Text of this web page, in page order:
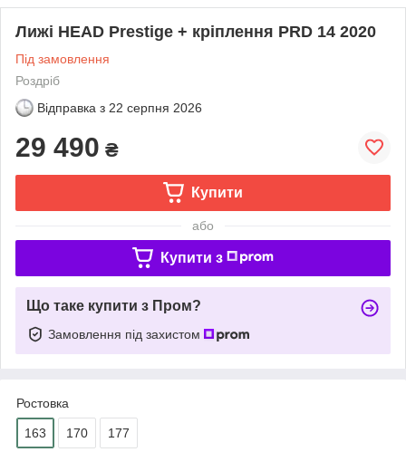
Лижі HEAD Prestige + кріплення PRD 14 2020
Під замовлення
Роздріб
Відправка з 22 серпня 2026
29 490 ₴
Купити
або
Купити з
Що таке купити з Пром?
Замовлення під захистом
Ростовка
163 170 177